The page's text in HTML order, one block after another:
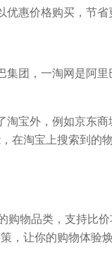
惠价格购买，节省
团，一淘网是阿
淘宝外，例如京东
在淘宝上搜索到的
购物品类，支持比
，让你的购物体验焕